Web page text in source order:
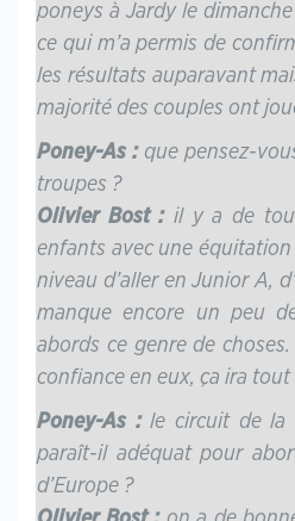
poneys à Jardy le
ce qui m’a permis de
les résultats auparavant
majorité des couples ont
Poney-As :que pensez-
troupes ?
Olivier Bost :il y a de
enfants avec une
niveau d’aller en Junior A,
manque encore un peu
abords ce genre de
confiance en eux, ça ira tout
Poney-As :le circuit de la
paraît-il adéquat pour
d’Europe ?